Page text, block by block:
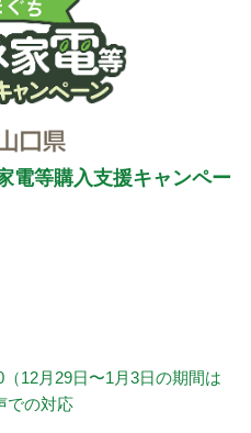
電等購入支援キャンペー
12月29日〜1月3日の期間は
での対応